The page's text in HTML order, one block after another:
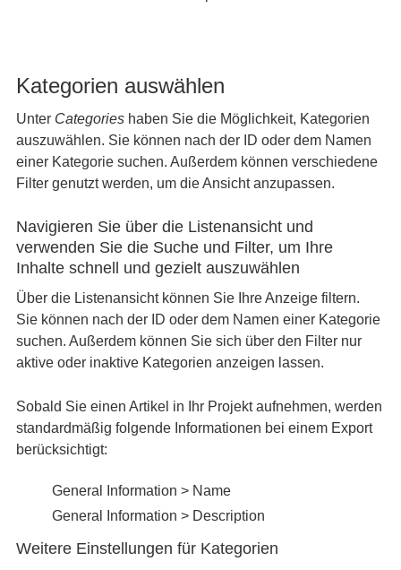
Kategorien auswählen
Unter Categorieshaben Sie die Möglichkeit, Kategorien
auszuwählen. Sie können nach der ID oder dem Namen
einer Kategorie suchen. Außerdem können verschiedene
Filter genutzt werden, um die Ansicht anzupassen.
Navigieren Sie über die Listenansicht und
verwenden Sie die Suche und Filter, um Ihre
Inhalte schnell und gezielt auszuwählen
Über die Listenansicht können Sie Ihre Anzeige filtern.
Sie können nach der ID oder dem Namen einer Kategorie
suchen. Außerdem können Sie sich über den Filter nur
aktive oder inaktive Kategorien anzeigen lassen.
Sobald Sie einen Artikel in Ihr Projekt aufnehmen, werden
standardmäßig folgende Informationen bei einem Export
berücksichtigt:
General Information > Name
General Information > Description
Weitere Einstellungen für Kategorien